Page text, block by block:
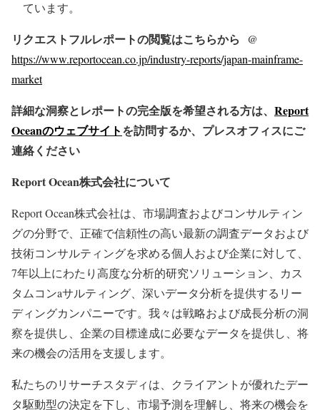
ています。
リクエストフルレポートの閲覧はこちらから @
https://www.reportocean.co.jp/industry-reports/japan-mainframe-
market
詳細な洞察とレポートの完全版を希望される方は、 Report
Oceanのウェブサイトを訪問するか、プレスオフィスにご
連絡ください
Report Ocean株式会社について
Report Ocean株式会社は、市場調査およびコンサルティン
グの分野で、正確で信頼性の高い最新の調査データおよび
技術コンサルティングを求める個人および企業に対して、
7年以上にわたり高度な分析的研究ソリューション、カス
タムコンaサルティング、深いデータ分析を提供するリー
ディングカンパニーです。我々は戦略および成長分析の洞
察を提供し、企業の目標達成に必要なデータを提供し、将
来の機会の活用を支援します。
私たちのリサーチスタディは、クライアントが優れたデー
タ駆動型の決定を下し、市場予測を理解し、将来の機会を